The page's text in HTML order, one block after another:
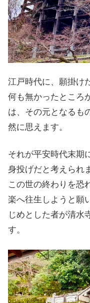
江戸時代に、願掛け
何も無かったところ
は、その元となるも
然に思えます。
それが平安時代末期
身投げだと考えられ
この世の終わりを恐
楽へ往生しようと願
じめとした者が清水
す。